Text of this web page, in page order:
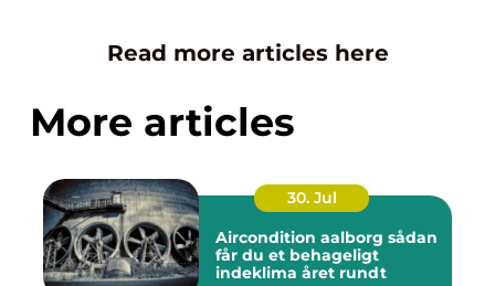
Read more articles here
More articles
30. Jul
Aircondition aalborg sådan
får du et behageligt
indeklima året rundt